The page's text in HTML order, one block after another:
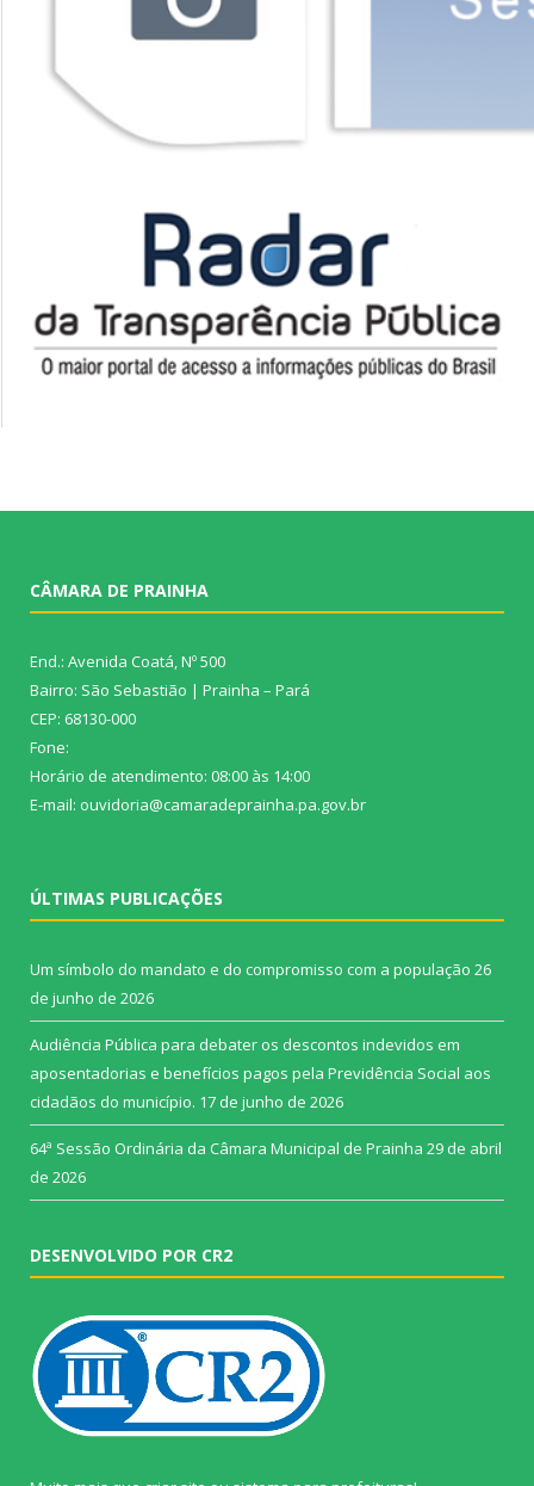
CÂMARA DE PRAINHA
End.: Avenida Coatá, Nº 500
Bairro: São Sebastião | Prainha – Pará
CEP: 68130-000
Fone:
Horário de atendimento: 08:00 às 14:00
E-mail: ouvidoria@camaradeprainha.pa.gov.br
ÚLTIMAS PUBLICAÇÕES
Um símbolo do mandato e do compromisso com a população 26
de junho de 2026
Audiência Pública para debater os descontos indevidos em
aposentadorias e benefícios pagos pela Previdência Social aos
cidadãos do município. 17 de junho de 2026
64ª Sessão Ordinária da Câmara Municipal de Prainha 29 de abril
de 2026
DESENVOLVIDO POR CR2